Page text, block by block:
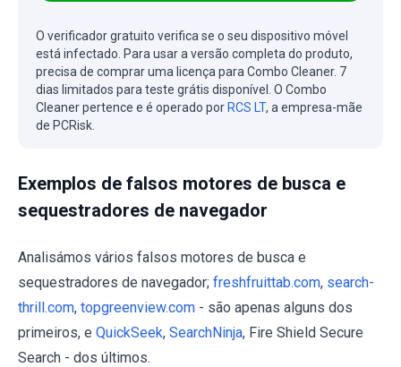
O verificador gratuito verifica se o seu dispositivo móvel
está infectado. Para usar a versão completa do produto,
precisa de comprar uma licença para Combo Cleaner. 7
dias limitados para teste grátis disponível. O Combo
Cleaner pertence e é operado por RCS LT, a empresa-mãe
de PCRisk.
Exemplos de falsos motores de busca e
sequestradores de navegador
Analisámos vários falsos motores de busca e
sequestradores de navegador; freshfruittab.com, search-
thrill.com, topgreenview.com - são apenas alguns dos
primeiros, e QuickSeek, SearchNinja, Fire Shield Secure
Search - dos últimos.